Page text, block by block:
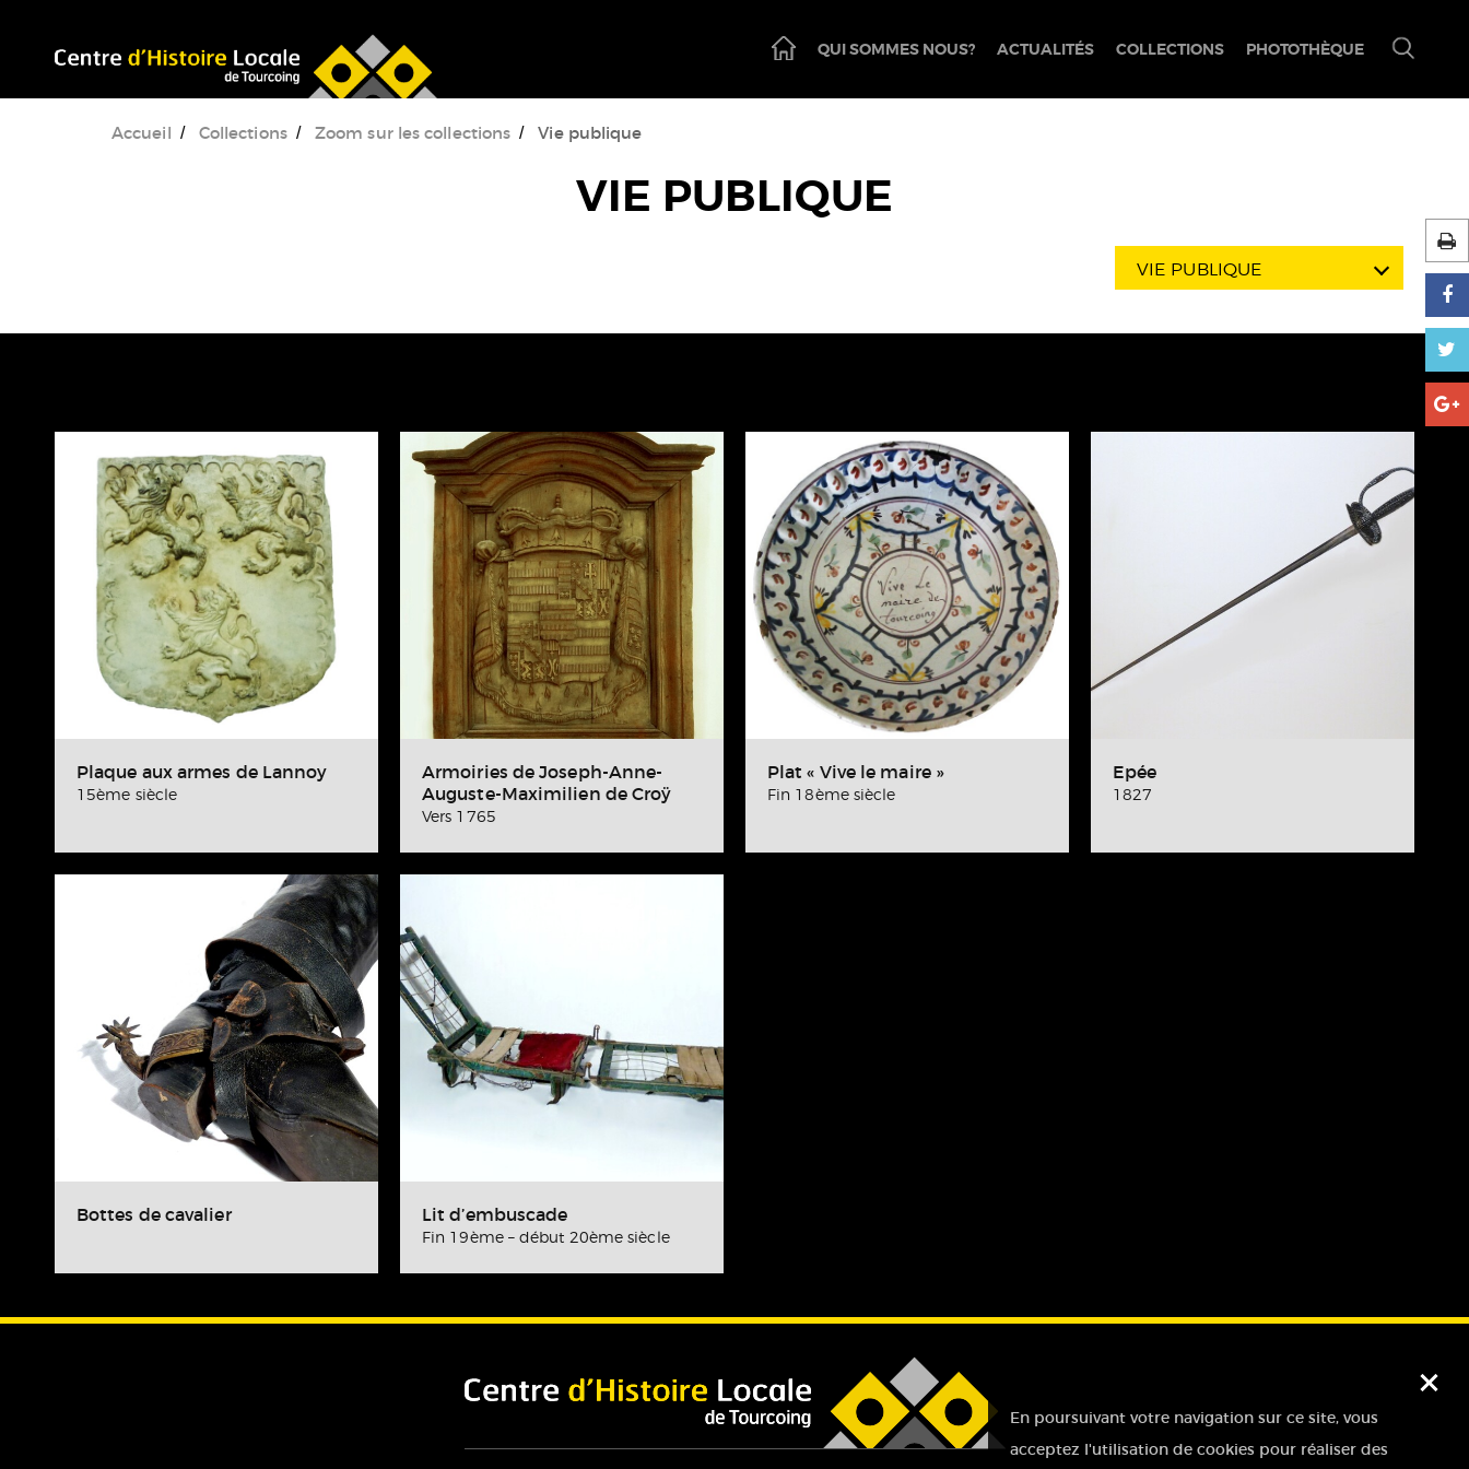
En poursuivant votre navigation sur ce site, vous
acceptez l'utilisation de cookies pour réaliser des
PAGE
D'ACCUEIL
QUI SOMMES NOUS? ACTUALITÉS COLLECTIONS PHOTOTHÈQUE
de
Accueil Collections Zoom sur les collections Vie publique
VIE PUBLIQUE
VIE PUBLIQUE
Plaque aux armes de Lannoy
15ème siècle
Armoiries de Joseph-Anne-
Auguste-Maximilien de Croÿ
Vers 1765
Plat « Vive le maire »
Fin 18ème siècle
Epée
1827
Bottes de cavalier Lit d’embuscade
Fin 19ème – début 20ème siècle